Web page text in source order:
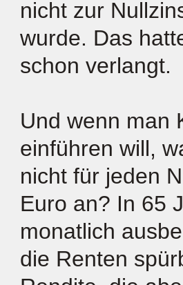
nicht zur
wurde. Das
schon verlangt.
Und wenn man
einführen will,
nicht für jeden
Euro an? In 65
monatlich
die Renten